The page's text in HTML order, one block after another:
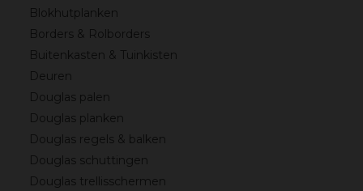
Blokhutplanken
Borders & Rolborders
Buitenkasten & Tuinkisten
Deuren
Douglas palen
Douglas planken
Douglas regels & balken
Douglas schuttingen
Douglas trellisschermen